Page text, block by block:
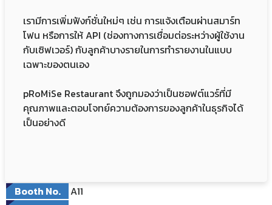
เรามีการเพิ่มฟังก์ชั่นใหม่ๆ เช่น การแจ้งเตือนผ่านสมาร์ท
โฟน หรือการให้ API (ช่องทางการเชื่อมต่อระหว่างผู้ใช้งาน
กับเซิฟเวอร์) กับลูกค้าบางรายในการทำรายงานในแบบ
เฉพาะของตนเอง
pRoMiSe Restaurant จึงถูกมองว่าเป็นซอฟต์แวร์ที่มี
คุณภาพและตอบโจทย์ความต้องการของลูกค้าในธุรกิจได้
เป็นอย่างดี
Booth No.
A11